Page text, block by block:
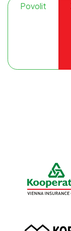
Povolit